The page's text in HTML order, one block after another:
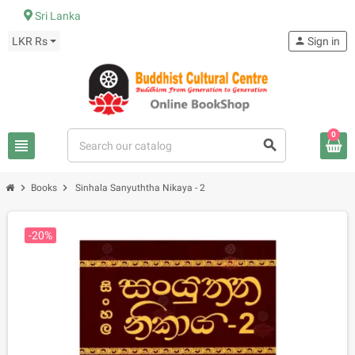
Sri Lanka
LKR Rs
view_headline search
person Sign in
0
chevron_right Books chevron_right Sinhala Sanyuththa Nikaya - 2
-20%